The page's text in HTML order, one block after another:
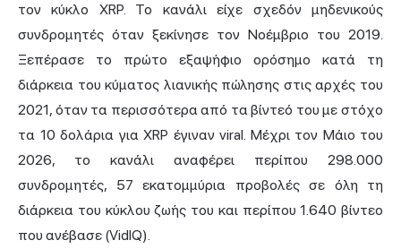
τον κύκλο XRP. Το κανάλι είχε σχεδόν μηδενικούς
συνδρομητές όταν ξεκίνησε τον Νοέμβριο του 2019.
Ξεπέρασε το πρώτο εξαψήφιο ορόσημο κατά τη
διάρκεια του κύματος λιανικής πώλησης στις αρχές του
2021, όταν τα περισσότερα από τα βίντεό του με στόχο
τα 10 δολάρια για XRP έγιναν viral. Μέχρι τον Μάιο του
2026, το κανάλι αναφέρει περίπου 298.000
συνδρομητές, 57 εκατομμύρια προβολές σε όλη τη
διάρκεια του κύκλου ζωής του και περίπου 1.640 βίντεο
που ανέβασε (VidIQ).